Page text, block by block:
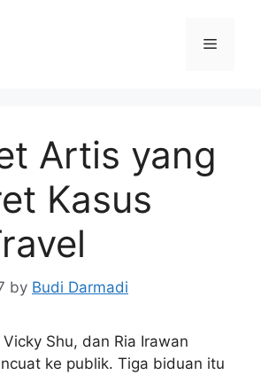
Artis yang
Kasus
by Budi Darmadi
Shu, dan Ria Irawan
ke publik. Tiga biduan itu